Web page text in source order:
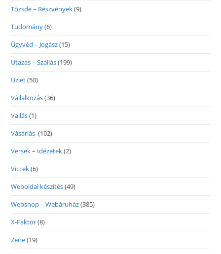
Tőzsde – Részvények(9)
Tudomány(6)
Ügyvéd – Jogász(15)
Utazás – Szállás(199)
Üzlet(50)
Vállalkozás(36)
Vallás(1)
Vásárlás (102)
Versek – Idézetek(2)
Viccek(6)
Weboldal készítés(49)
Webshop – Webáruház(385)
X-Faktor(8)
Zene(19)